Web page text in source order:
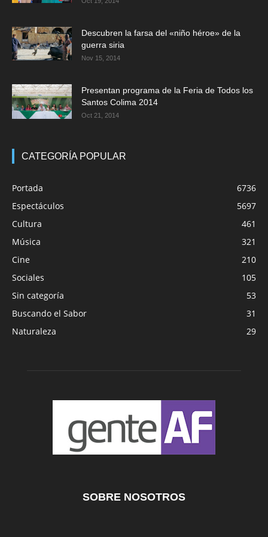
Descubren la farsa del «niño héroe» de la
guerra siria
Nov 15, 2014
Presentan programa de la Feria de Todos los
Santos Colima 2014
Oct 21, 2014
CATEGORÍA POPULAR
Portada
6736
Espectáculos
5697
Cultura
461
Música
321
Cine
210
Sociales
105
Sin categoría
53
Buscando el Sabor
31
Naturaleza
29
SOBRE NOSOTROS